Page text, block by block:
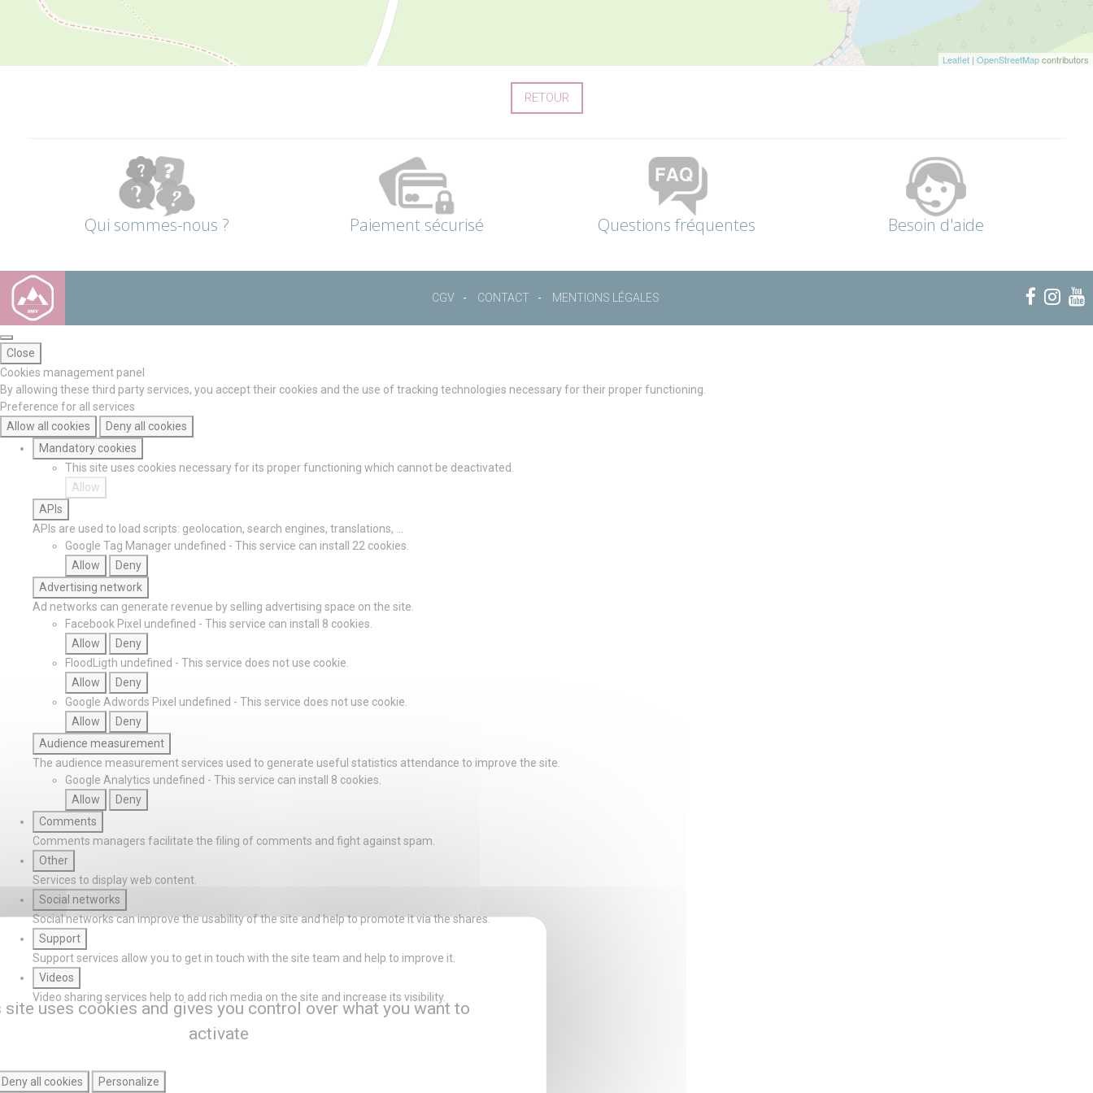
Leaflet | OpenStreetMapcontributors
RETOUR
Qui sommes-nous ? Paiement sécurisé Questions fréquentes Besoin d'aide
CGV CONTACT MENTIONS LÉGALES
Close
Cookies management panel
By allowing these third party services, you accept their cookies and the use of tracking technologies necessary for their proper functioning.
Preference for all services
Allow all cookies
Deny all cookies
Mandatory cookies
This site uses cookies necessary for its proper functioning which cannot be deactivated.
Allow
APIs
APIs are used to load scripts: geolocation, search engines, translations, ...
Google Tag Manager undefined - This service can install 22 cookies.
Allow
Deny
Advertising network
Ad networks can generate revenue by selling advertising space on the site.
Facebook Pixel undefined - This service can install 8 cookies.
Allow
Deny
FloodLigth undefined - This service does not use cookie.
Allow
Deny
Google Adwords Pixel undefined - This service does not use cookie.
Allow
Deny
Audience measurement
The audience measurement services used to generate useful statistics attendance to improve the site.
Google Analytics undefined - This service can install 8 cookies.
Allow
Deny
Comments
Comments managers facilitate the filing of comments and fight against spam.
Other
Services to display web content.
Social networks
Social networks can improve the usability of the site and help to promote it via the shares.
Support
Support services allow you to get in touch with the site team and help to improve it.
Videos
Video sharing services help to add rich media on the site and increase its visibility.
site uses cookies and gives you control over what you want to
activate
Deny all cookies Personalize